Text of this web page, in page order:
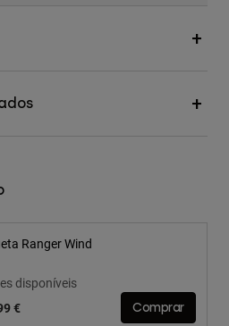
Ranger Wind
disponíveis
€
Comprar